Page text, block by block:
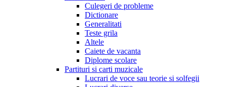
Culegeri de probleme
Dictionare
Generalitati
Teste grila
Altele
Caiete de vacanta
Diplome scolare
Partituri si carti muzicale
Lucrari de voce sau teorie si solfegii